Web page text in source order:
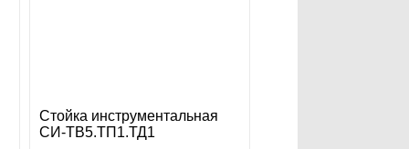
Стойка инструментальная
СИ-ТВ5.ТП1.ТД1